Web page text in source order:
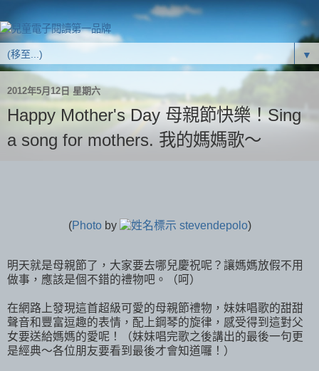
▼
2012年5月12日 星期六
Happy Mother's Day 母親節快樂！Sing
a song for mothers. 我的媽媽歌～
(Photoby stevendepolo)
明天就是母親節了，大家要去哪兒慶祝呢？讓媽媽放假不用
做事，應該是個不錯的禮物吧。（呵）
在網路上發現這首超級可愛的母親節禮物，妹妹唱歌的甜甜
聲音和豐富逗趣的表情，配上鋼琴的旋律，感受得到這對父
女要送給媽媽的愛呢！（妹妹唱完歌之後講出的最後一句更
是經典～各位朋友要看到最後才會知道囉！）